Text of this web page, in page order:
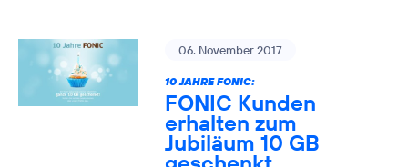
06. November 2017
10 JAHRE FONIC:
FONIC Kunden
erhalten zum
Jubiläum 10 GB